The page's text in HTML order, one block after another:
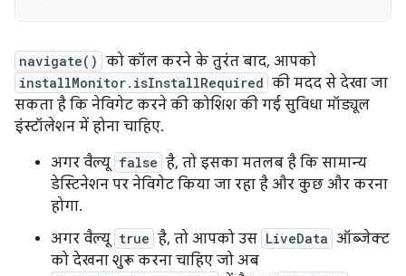
navigate() को कॉल करने के तुरंत बाद, आपको
installMonitor.isInstallRequired की मदद से देखा जा
सकता है कि नेविगेट करने की कोशिश की गई सुविधा मॉड्यूल
इंस्टॉलेशन में होना चाहिए.
अगर वैल्यू false है, तो इसका मतलब है कि सामान्य
डेस्टिनेशन पर नेविगेट किया जा रहा है और कुछ और करना
होगा.
अगर वैल्यू true है, तो आपको उस LiveData ऑब्जेक्ट
को देखना शुरू करना चाहिए जो अब